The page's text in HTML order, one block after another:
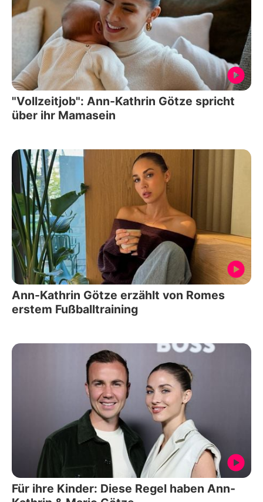
"Vollzeitjob": Ann-Kathrin Götze spricht
über ihr Mamasein
Ann-Kathrin Götze erzählt von Romes
erstem Fußballtraining
Für ihre Kinder: Diese Regel haben Ann-